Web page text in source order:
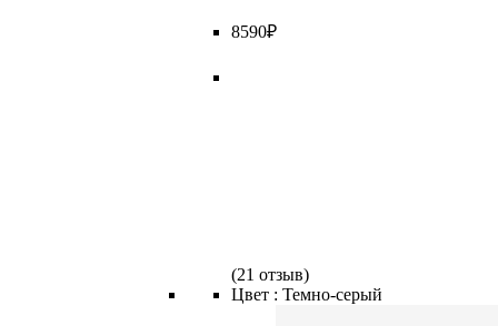
8590₽
(21 отзыв)
Цвет : Темно-серый